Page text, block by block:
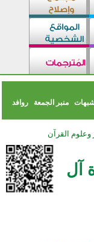
منبر الجمعة
روافد
وعلوم القرآن
آل